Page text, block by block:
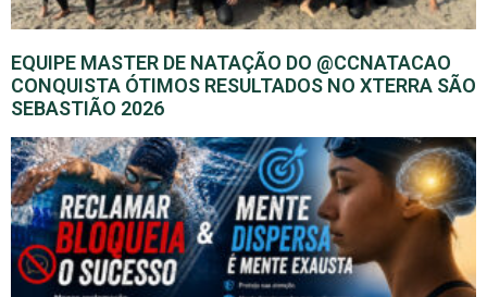
EQUIPE MASTER DE NATAÇÃO DO @CCNATACAO
CONQUISTA ÓTIMOS RESULTADOS NO XTERRA SÃO
SEBASTIÃO 2026